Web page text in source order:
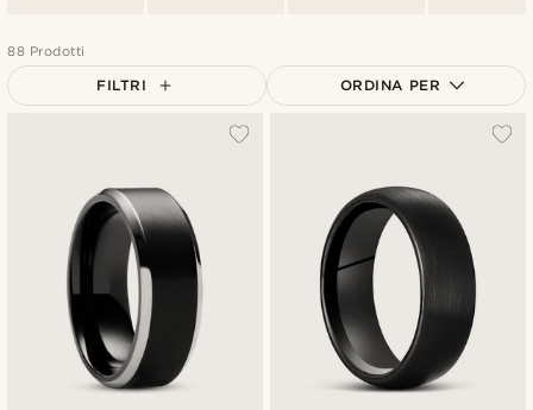
88 Prodotti
FILTRI ORDINA PER
Più economici
Più costosi